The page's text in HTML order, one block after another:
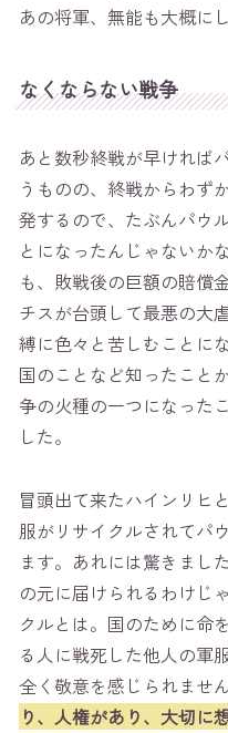
あの将軍、無能も大概に
なくならない戦争
あと数秒終戦が早ければ
うものの、終戦からわず
発するので、たぶんパウ
とになったんじゃないか
も、敗戦後の巨額の賠償
チスが台頭して最悪の大
縛に色々と苦しむことに
国のことなど知ったこと
争の火種の一つになった
した。
冒頭出て来たハインリヒ
服がリサイクルされてパ
ます。あれには驚きまし
の元に届けられるわけじ
クルとは。国のために命
る人に戦死した他人の軍
全く敬意を感じられません
り、人権があり、大切に